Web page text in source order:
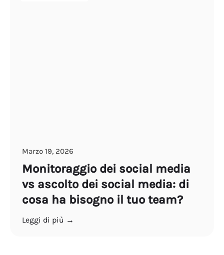
Marzo 19, 2026
Monitoraggio dei social media
vs ascolto dei social media: di
cosa ha bisogno il tuo team?
Leggi di più →